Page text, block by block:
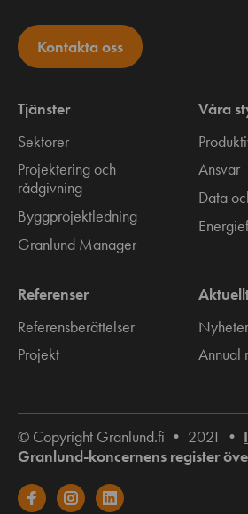
Kontakta oss
Tjänster
Sektorer
Projektering och
rådgivning
Byggprojektledning
Granlund Manager
Våra
Ansvar
Data
Referenser
Referensberättelser
Projekt
Nyheter
Annual
© Copyright Granlund.fi • 2021 •
Granlund-koncernens register